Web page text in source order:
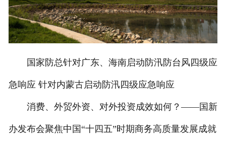
客户留言
联系我们
国家防总针对广东、海南启动防汛防台风四级应
急响应 针对内蒙古启动防汛四级应急响应
消费、外贸外资、对外投资成效如何？——国新
办发布会聚焦中国“十四五”时期商务高质量发展成就